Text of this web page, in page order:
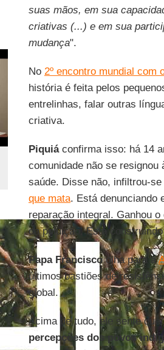
suas mãos, em sua
criativas (...) e em sua
mudança".
No 2º encontro mundial com
história é feita pelos
entrelinhas, falar outras
criativa.
Piquiáconfirma isso: há 14
comunidade não se
saúde. Disse não, infiltrou-
que mata. Está denunciando
reparação integral. Ganhou
da poluição. Está
Papa Franciscoolha para a
últimos bastiões de
global.
Acima de tudo, ele sente
percepções dos povos